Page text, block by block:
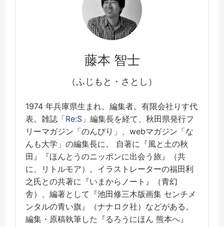
藤本 智士
（ふじもと・さとし）
1974 年兵庫県生まれ。編集者。有限会社りす代
表。雑誌「Re:S 」編集長を経て、秋田県発行フ
リーマガジン「のんびり」、webマガジン「な
んも大学」の編集長に。 自著に『風と土の秋
田』『ほんとうのニッポンに出会う旅』（共
に、リトルモア）。イラストレーターの福田利
之氏との共著に『いまからノート』（青幻
舎）、編著として『池田修三木版画集 センチメ
ンタルの青い旗』（ナナロク社）などがある。
編集・原稿執筆した『るろうにほん 熊本へ』